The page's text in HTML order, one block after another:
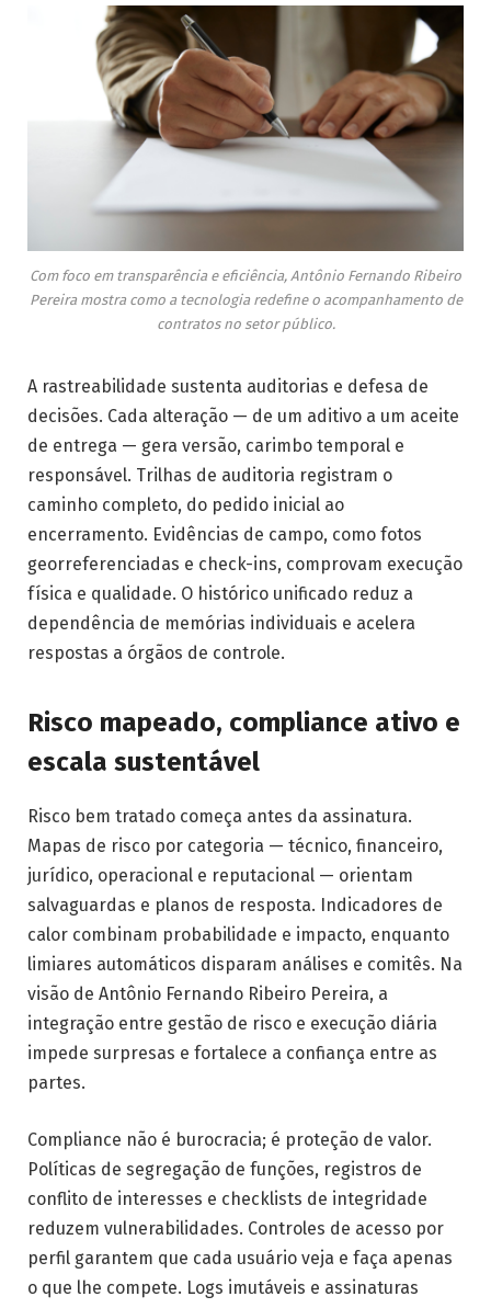
Com foco em transparência e eficiência, Antônio Fernando Ribeiro
Pereira mostra como a tecnologia redefine o acompanhamento de
contratos no setor público.
A rastreabilidade sustenta auditorias e defesa de
decisões. Cada alteração — de um aditivo a um aceite
de entrega — gera versão, carimbo temporal e
responsável. Trilhas de auditoria registram o
caminho completo, do pedido inicial ao
encerramento. Evidências de campo, como fotos
georreferenciadas e check-ins, comprovam execução
física e qualidade. O histórico unificado reduz a
dependência de memórias individuais e acelera
respostas a órgãos de controle.
Risco mapeado, compliance ativo e
escala sustentável
Risco bem tratado começa antes da assinatura.
Mapas de risco por categoria — técnico, financeiro,
jurídico, operacional e reputacional — orientam
salvaguardas e planos de resposta. Indicadores de
calor combinam probabilidade e impacto, enquanto
limiares automáticos disparam análises e comitês. Na
visão de Antônio Fernando Ribeiro Pereira, a
integração entre gestão de risco e execução diária
impede surpresas e fortalece a confiança entre as
partes.
Compliance não é burocracia; é proteção de valor.
Políticas de segregação de funções, registros de
conflito de interesses e checklists de integridade
reduzem vulnerabilidades. Controles de acesso por
perfil garantem que cada usuário veja e faça apenas
o que lhe compete. Logs imutáveis e assinaturas